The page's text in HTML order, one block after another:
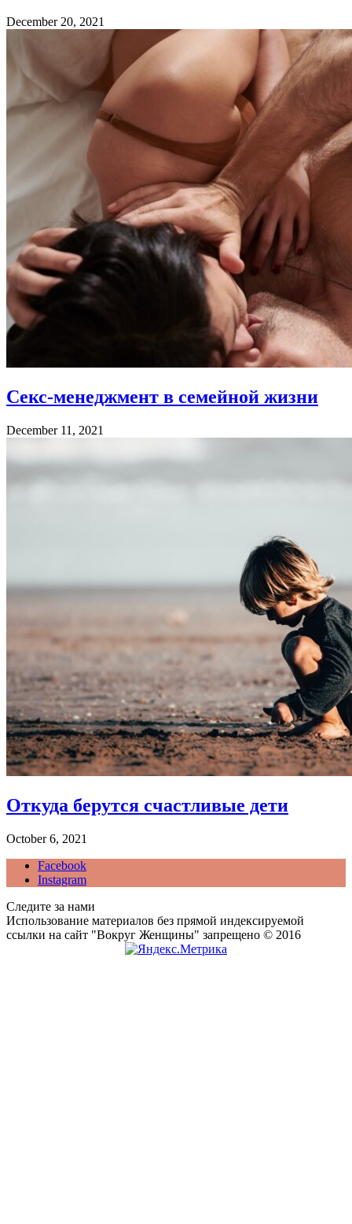
December 20, 2021
Секс-менеджмент в семейной жизни
December 11, 2021
Откуда берутся счастливые дети
October 6, 2021
Facebook
Instagram
Следите за нами
Использование материалов без прямой индексируемой
ссылки на сайт "Вокруг Женщины" запрещено © 2016